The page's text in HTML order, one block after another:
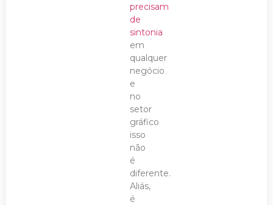
precisam
de
sintonia
em
qualquer
negócio
e
no
setor
gráfico
isso
não
é
diferente.
Aliás,
é